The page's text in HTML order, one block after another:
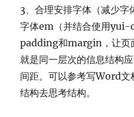
3、合理安排字体（减少
字体em（并结合使用yui-
padding和margin，让页
就是同一层次的信息结构
间距。可以参考写Word文
结构去思考结构。